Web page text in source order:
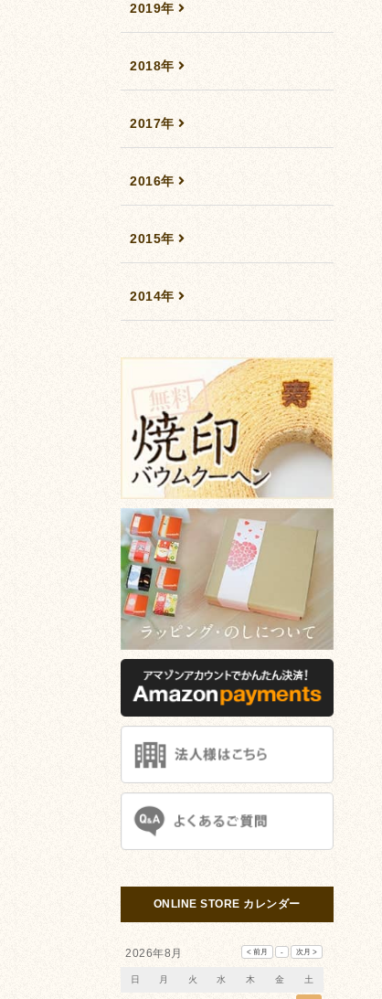
2019年
2018年
2017年
2016年
2015年
2014年
ONLINE STORE カレンダー
2026年8月
日 月 火 水 木 金 土